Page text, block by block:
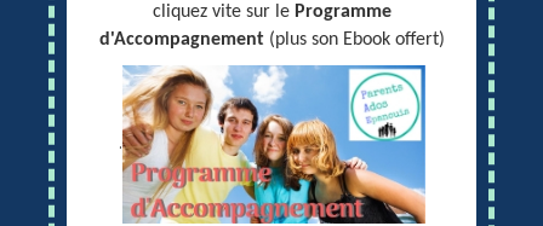
cliquez vite sur le Programme
d'Accompagnement (plus son Ebook offert)
.